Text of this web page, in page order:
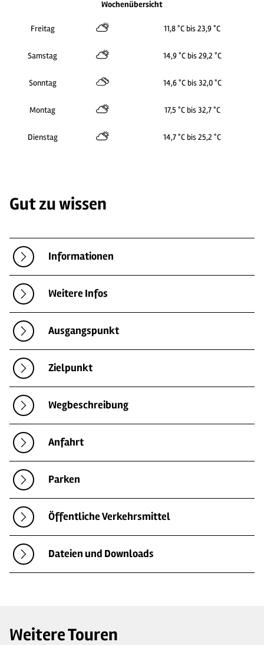
Wochenübersicht
Freitag 11,8 °C bis 23,9 °C
Samstag 14,9 °C bis 29,2 °C
Sonntag 14,6 °C bis 32,0 °C
Montag 17,5 °C bis 32,7 °C
Dienstag 14,7 °C bis 25,2 °C
Gut zu wissen
Informationen
Weitere Infos
Ausgangspunkt
Zielpunkt
Wegbeschreibung
Anfahrt
Parken
Öffentliche Verkehrsmittel
Dateien und Downloads
Weitere Touren